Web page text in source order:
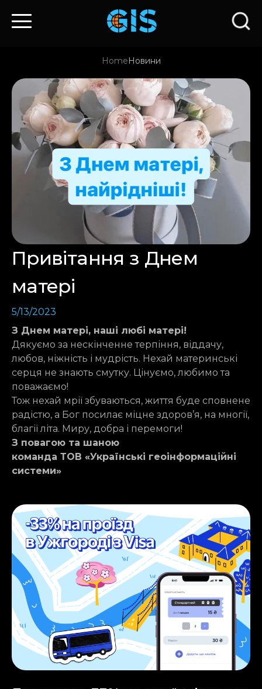
HomeНовини
Привітання з Днем
матері
5/13/2023
З Днем матері, наші любі матері!
Дякуємо за нескінченне терпіння, віддачу,
любов, ніжність і мудрість. Нехай материнські
серця не знають смутку. Цінуємо, любимо та
поважаємо!
Тож нехай мрії збуваються, життя буде сповнене
радістю, а Бог посилає міцне здоров’я, на многії,
благії літа. Миру, добра і перемоги!
З повагою та шаною
команда ТОВ «Українські геоінформаційні
системи»